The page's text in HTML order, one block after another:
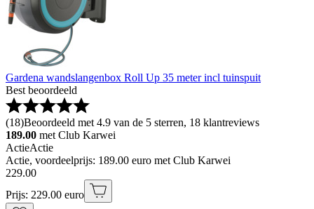
Gardena wandslangenbox Roll Up 35 meter incl tuinspuit
Best beoordeeld
(18)Beoordeeld met 4.9 van de 5 sterren, 18 klantreviews
189.00 met Club Karwei
ActieActie
Actie, voordeelprijs: 189.00 euro met Club Karwei
229.00
Prijs: 229.00 euro